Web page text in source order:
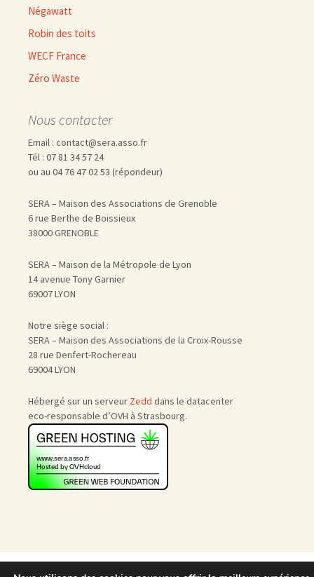
Négawatt
Robin des toits
WECF France
Zéro Waste
Nous contacter
Email : contact@sera.asso.fr
Tél : 07 81 34 57 24
ou au 04 76 47 02 53 (répondeur)
SERA – Maison des Associations de Grenoble
6 rue Berthe de Boissieux
38000 GRENOBLE
SERA – Maison de la Métropole de Lyon
14 avenue Tony Garnier
69007 LYON
Notre siège social :
SERA – Maison des Associations de la Croix-Rousse
28 rue Denfert-Rochereau
69004 LYON
Hébergé sur un serveur Zedd dans le datacenter
eco-responsable d’OVH à Strasbourg.